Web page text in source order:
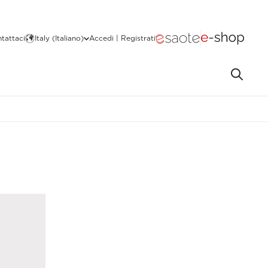
Italy (Italiano) Accedi | Registrati